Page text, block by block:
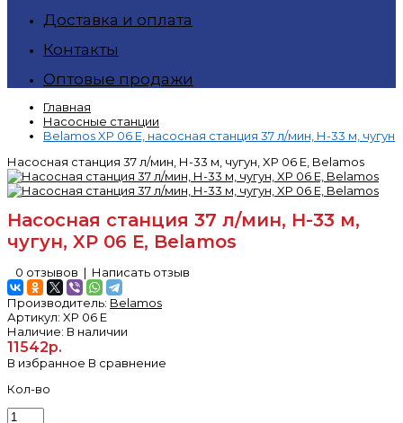
Доставка и оплата
Контакты
Оптовые продажи
Главная
Насосные станции
Belamos XP 06 Е, насосная станция 37 л/мин, Н-33 м, чугун
Насосная станция 37 л/мин, Н-33 м, чугун, XP 06 Е, Belamos
Насосная станция 37 л/мин, Н-33 м,
чугун, XP 06 Е, Belamos
0 отзывов | Написать отзыв
Производитель: Belamos
Артикул: XP 06 E
Наличие: В наличии
11542р.
В избранное В сравнение
Кол-во